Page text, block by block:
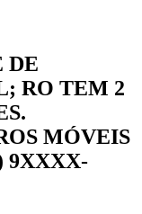
DE
RO TEM 2
MÓVEIS
9XXXX-